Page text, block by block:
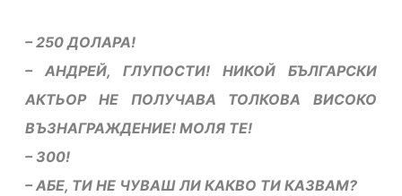
–250 ДОЛАРА!
– АНДРЕЙ, ГЛУПОСТИ! НИКОЙ БЪЛГАРСКИ
АКТЬОР НЕ ПОЛУЧАВА ТОЛКОВА ВИСОКО
ВЪЗНАГРАЖДЕНИЕ! МОЛЯ ТЕ!
–300!
–АБЕ, ТИ НЕ ЧУВАШ ЛИ КАКВО ТИ КАЗВАМ?